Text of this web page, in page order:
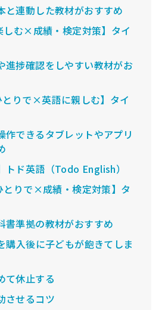
と連動した教材がおすすめ
しむ×成績・検定対策】タイ
進捗確認をしやすい教材がお
とりで×英語に親しむ】タイ
作できるタブレットやアプリ
トド英語（Todo English）
とりで×成績・検定対策】タ
書準拠の教材がおすすめ
購入後に子どもが飽きてしま
て休止する
させるコツ